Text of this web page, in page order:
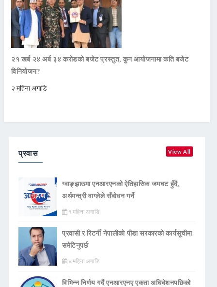
२१ खर्ब २४ अर्ब ३४ करोडको बजेट प्रस्तुत, कुन आयोजनामा कति बजेट
विनियोजन?
२ महिना अगाडि
प्रवास View All
ग्वाङ्झाउमा एनआरएनको ऐतिहासिक जमघट हुँदै,
अर्थमन्त्री वाग्लेले सँबोधन गर्ने
१ महिना अगाडि
प्रवासी र रिटर्नी नेपालीको पीडा सरकारको कार्यसूचीमा
समेटिनुपर्छ
४ महिना अगाडि
विभिन्न निर्णय गर्दै एनआरएनए एकता अधिवेशनपछिको